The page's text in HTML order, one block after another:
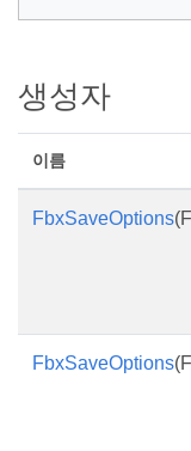
생성자
이름
FbxSaveOptions
FbxSaveOptions